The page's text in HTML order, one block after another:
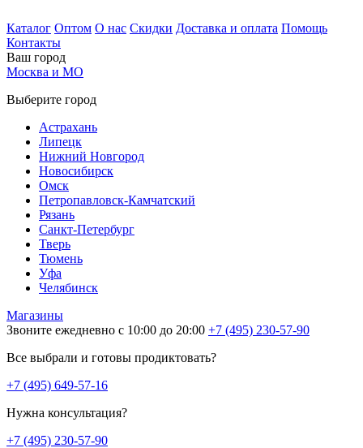
Каталог Оптом О нас Скидки Доставка и оплата Помощь
Контакты
Ваш город
Москва и МО
Выберите город
Астрахань
Липецк
Нижний Новгород
Новосибирск
Омск
Петропавловск-Камчатский
Рязань
Санкт-Петербург
Тверь
Тюмень
Уфа
Челябинск
Магазины
Звоните ежедневно с 10:00 до 20:00 +7 (495) 230-57-90
Все выбрали и готовы продиктовать?
+7 (495) 649-57-16
Нужна консультация?
+7 (495) 230-57-90